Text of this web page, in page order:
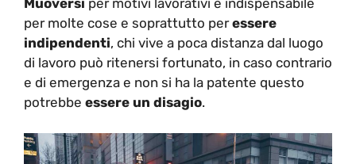
Muoversi per motivi lavorativi è indispensabile
per molte cose e soprattutto peressere
indipendenti, chi vive a poca distanza dal luogo
di lavoro può ritenersi fortunato, in caso contrario
e di emergenza e non si ha la patente questo
potrebbe essere un disagio.